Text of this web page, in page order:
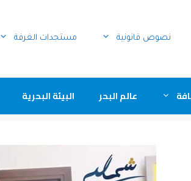
نصوص قانونية مستجدات الغرفة
عالم البحر البيئة البحرية